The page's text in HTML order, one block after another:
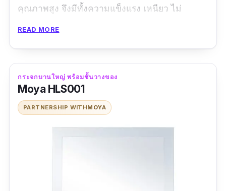
คุณภาพสูง จึงมีทั้งความแข็งแรง เหนียว ไม่
จะเสื่อมง่าย ก็ไม่ต้องกังวลอีกต่อไป นอกจากนี้ตัว
กรอบกระจกยังมีการลบมุมให้มีลักษณะโค้งมัน
ทำให้ปลอดภัยต่อการใช้งาน และไม่เป็นอันตราย
ต่อเด็ก ๆ ในบ้านอีกด้วย
READ MORE
กระจกบานใหญ่ พร้อมชั้นวางของ
Moya HLS001
PARTNERSHIP WITHMOYA